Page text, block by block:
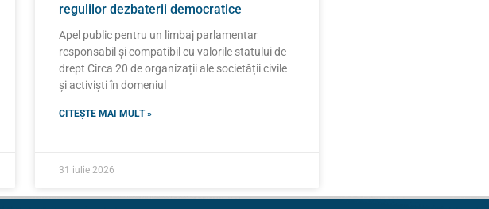
regulilor dezbaterii democratice
Apel public pentru un limbaj parlamentar
responsabil și compatibil cu valorile statului de
drept Circa 20 de organizații ale societății civile
și activiști în domeniul
CITEȘTE MAI MULT »
31 iulie 2026